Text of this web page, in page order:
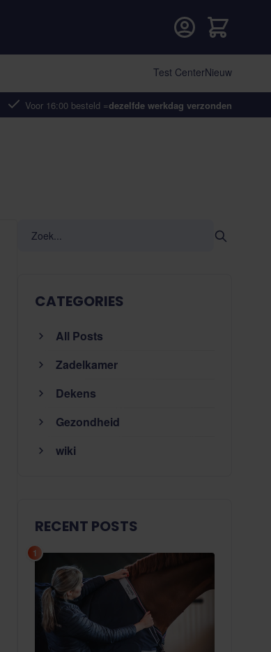
Voor 16:00 besteld =dezelfde werkdag verzonden
Cart
Test CenterNieuw
CATEGORIES
All Posts
Zadelkamer
Dekens
Gezondheid
wiki
RECENT POSTS
1